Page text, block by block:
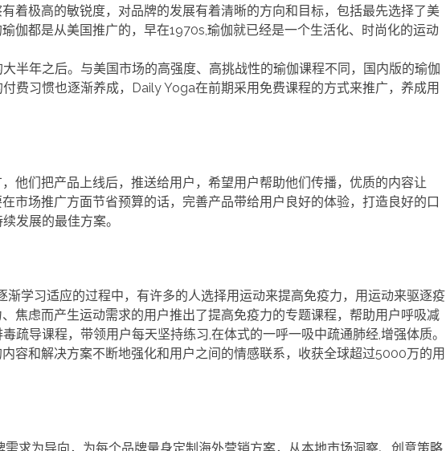
着极高的敏锐度，对品牌的发展有着清晰的方向和目标，包括最先选择了美
伽都是从美国推广的，早在1970s,瑜伽就已经是一个生活化、时尚化的运动
半年之后。与美国市场的高强度、高挑战性的瑜伽课程不同，国内版的瑜伽
费习惯也逐渐养成，Daily Yoga在前期采用免费课程的方式来推广，养成用
他们把产品上线后，推送给用户，希望用户帮助他们传播，优质的内容让
市场推广方面节省预算的话，完善产品带给用户良好的体验，打造良好的口
发展的最佳方案。
学习适应的过程中，有许多的人选择用运动来提高免疫力，用运动来驱逐疫
焦虑而产生运动需求的用户推出了提高免疫力的专题课程，帮助用户呼吸减
疏导课程，带领用户每天坚持练习,在体式的一呼一吸中疏通肺经,增强体质。
容和解决方案不断地强化和用户之间的情感联系，收获全球超过5000万的用
求为导向，为每个品牌量身定制海外营销方案，从本地市场洞察、创意策略